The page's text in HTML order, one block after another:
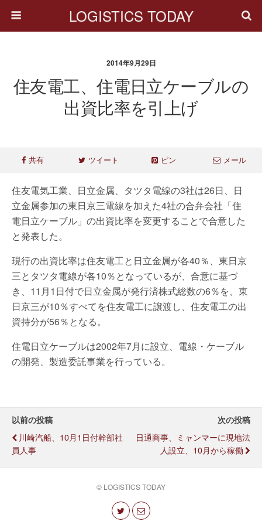
LOGISTICS TODAY
2014年9月29日
住友電工、住電日立ケーブルの
出資比率を引上げ
共有 ツイート ピン メール
住友電気工業、日立金属、タツタ電線の3社は26日、日
立金属参加の東日京三電線を加えた4社の合弁会社「住
電日立ケーブル」の出資比率を変更することで合意した
と発表した。
現行の出資比率は住友電工と日立金属が各40％、東日京
三とタツタ電線が各10％となっているが、合意に基づ
き、11月1日付で日立金属が発行済株式総数の6％を、東
日京三が10％すべてを住友電工に譲渡し、住友電工の出
資持分が56％となる。
住電日立ケーブルは2002年7月に設立、電線・ケーブル
の開発、製造委託事業を行っている。
以前の投稿
川崎汽船、10月1日付幹部社
員人事
次の投稿
日通商事、ミャンマーに現地法
人設立、10月から稼働
© LOGISTICS TODAY